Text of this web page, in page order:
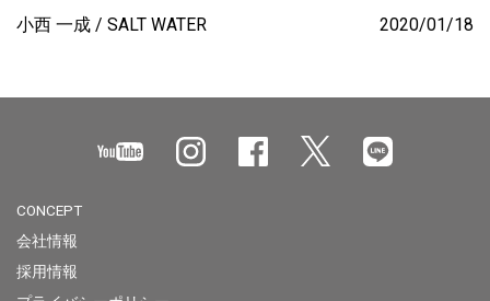
小西 一成 SALT WATER 2020/01/18
CONCEPT
会社情報
採用情報